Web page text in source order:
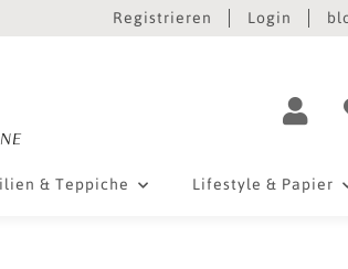
Registrieren Login
& Teppiche Lifestyle & Papier